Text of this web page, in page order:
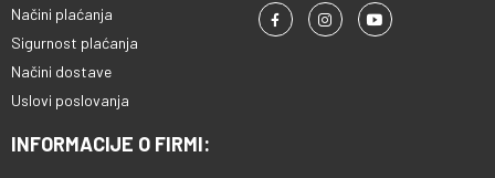
Načini plaćanja
Sigurnost plaćanja
Načini dostave
Uslovi poslovanja
INFORMACIJE O FIRMI: